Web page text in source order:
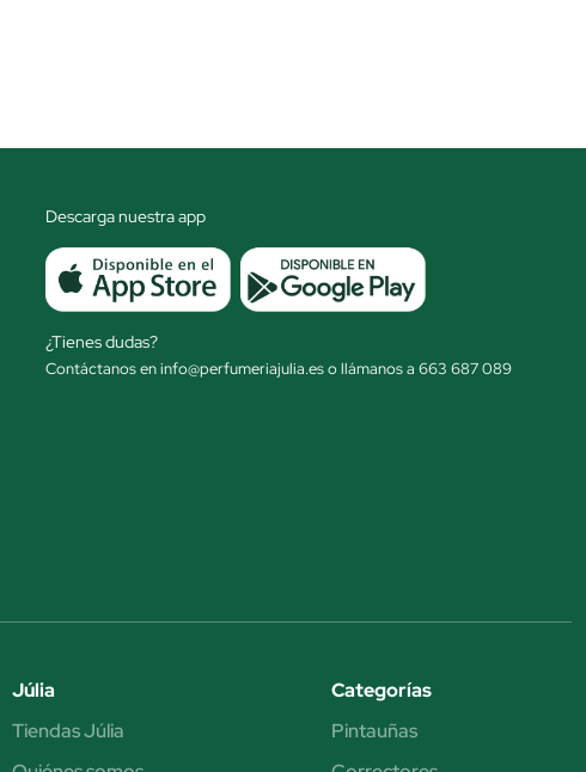
Descarga nuestra app
¿Tienes dudas?
Contáctanos en info@perfumeriajulia.es o llámanos a 663 687 089
Júlia
Tiendas Júlia
Categorías
Pintauñas